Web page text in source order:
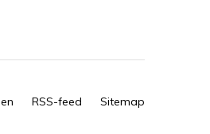
RSS-feed Sitemap